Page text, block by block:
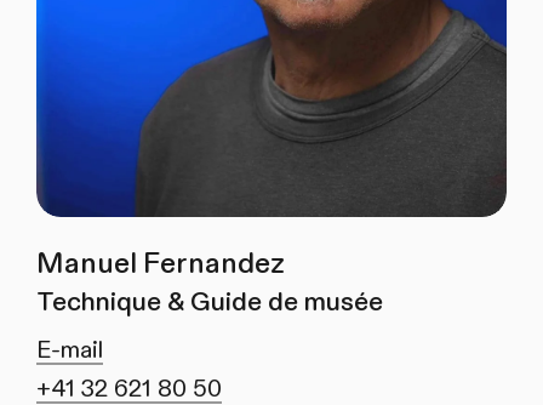
Manuel Fernandez
Technique & Guide de musée
E-mail
+41 32 621 80 50